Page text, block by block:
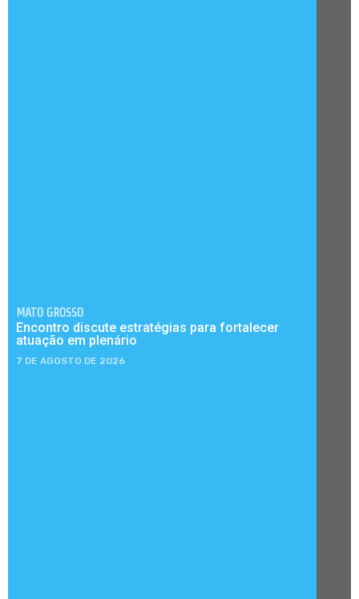
MATO GROSSO
Encontro discute estratégias para fortalecer
atuação em plenário
7 DE AGOSTO DE 2026